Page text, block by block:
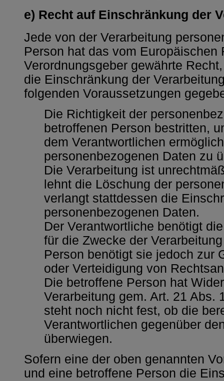
e) Recht auf Einschränkung der
Jede von der Verarbeitung
Person hat das vom Europäischen
Verordnungsgeber gewährte
die Einschränkung der
folgenden Voraussetzungen
Die Richtigkeit der
betroffenen Person bestritten,
dem Verantwortlichen
personenbezogenen Daten zu
Die Verarbeitung ist
lehnt die Löschung der
verlangt stattdessen die
personenbezogenen Daten.
Der Verantwortliche benötigt
für die Zwecke der
Person benötigt sie jedoch zur
oder Verteidigung von
Die betroffene Person hat
Verarbeitung gem. Art. 21 Abs.
steht noch nicht fest, ob die
Verantwortlichen gegenüber
überwiegen.
Sofern eine der oben genannten
und eine betroffene Person die